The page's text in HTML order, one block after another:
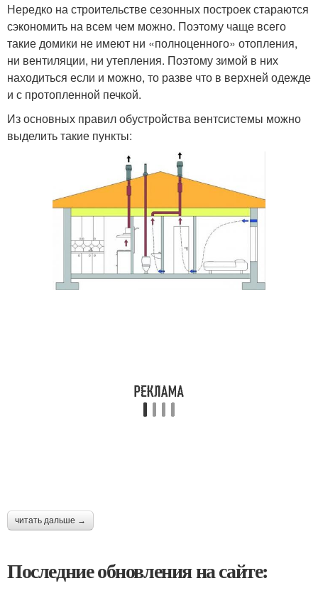
Нередко на строительстве сезонных построек стараются
сэкономить на всем чем можно. Поэтому чаще всего
такие домики не имеют ни «полноценного» отопления,
ни вентиляции, ни утепления. Поэтому зимой в них
находиться если и можно, то разве что в верхней одежде
и с протопленной печкой.
Из основных правил обустройства вентсистемы можно
выделить такие пункты:
читать дальше →
Последние обновления на сайте: